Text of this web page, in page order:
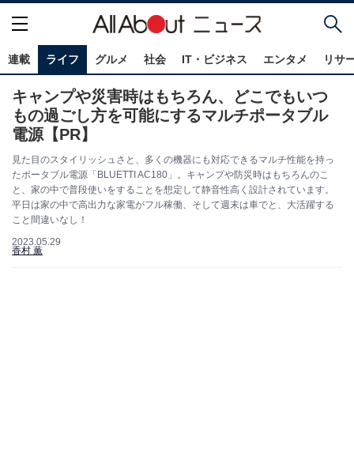
連載 ライフ グルメ 社会 IT・ビジネス エンタメ リサ
キャンプや災害時はもちろん、どこでもいつ
もの過ごし方を可能にするマルチポータブル
電源【PR】
見た目のスタイリッシュさと、多くの機器にも対応できるマルチ性能を持っ
たポータブル電源「BLUETTI AC180」。キャンプや防災時はもちろんのこ
と、家の中で普段使いをすることを想定して静音性高く設計されています。
平日は家の中で高出力な家電がフル稼働、そして週末は車でと、大活躍する
こと間違いなし！
2023.05.29
香村 薫